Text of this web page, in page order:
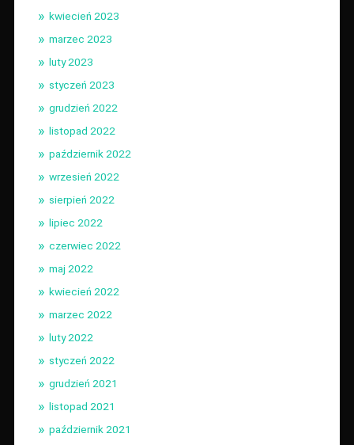
kwiecień 2023
marzec 2023
luty 2023
styczeń 2023
grudzień 2022
listopad 2022
październik 2022
wrzesień 2022
sierpień 2022
lipiec 2022
czerwiec 2022
maj 2022
kwiecień 2022
marzec 2022
luty 2022
styczeń 2022
grudzień 2021
listopad 2021
październik 2021